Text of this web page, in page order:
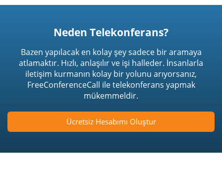
Neden Telekonferans?
Bazen yapılacak en kolay şey sadece bir aramaya
atlamaktır. Hızlı, anlaşılır ve işi halleder. İnsanlarla
iletişim kurmanın kolay bir yolunu arıyorsanız,
FreeConferenceCall ile telekonferans yapmak
mükemmeldir.
Ücretsiz Hesabımı Oluştur